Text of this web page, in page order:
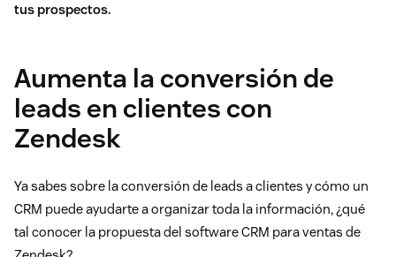
tus prospectos.
Aumenta la conversión de
leads en clientes con
Zendesk
Ya sabes sobre la conversión de leads a clientes y cómo un
CRM puede ayudarte a organizar toda la información, ¿qué
tal conocer la propuesta del software CRM para ventas de